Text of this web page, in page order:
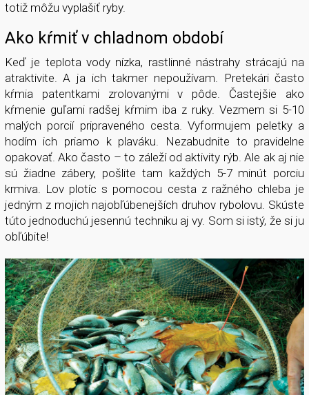
totiž môžu vyplašiť ryby.
Ako kŕmiť v chladnom období
Keď je teplota vody nízka, rastlinné nástrahy strácajú na
atraktivite. A ja ich takmer nepoužívam. Pretekári často
kŕmia patentkami zrolovanými v pôde. Častejšie ako
kŕmenie guľami radšej kŕmim iba z ruky. Vezmem si 5-10
malých porcií pripraveného cesta. Vyformujem peletky a
hodím ich priamo k plaváku. Nezabudnite to pravidelne
opakovať. Ako často – to záleží od aktivity rýb. Ale ak aj nie
sú žiadne zábery, pošlite tam každých 5-7 minút porciu
krmiva. Lov plotíc s pomocou cesta z ražného chleba je
jedným z mojich najobľúbenejších druhov rybolovu. Skúste
túto jednoduchú jesennú techniku aj vy. Som si istý, že si ju
obľúbite!